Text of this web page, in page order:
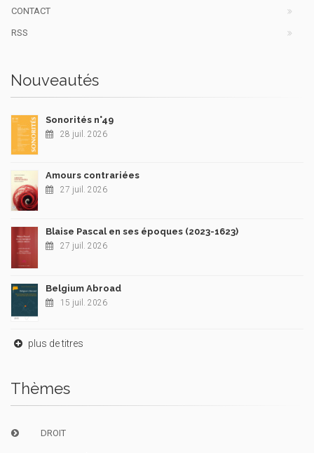
CONTACT
RSS
Nouveautés
Sonorités n°49
28 juil. 2026
Amours contrariées
27 juil. 2026
Blaise Pascal en ses époques (2023-1623)
27 juil. 2026
Belgium Abroad
15 juil. 2026
plus de titres
Thèmes
DROIT